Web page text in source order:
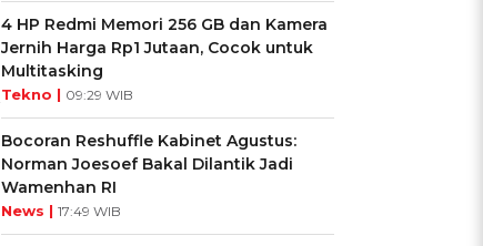
4 HP Redmi Memori 256 GB dan Kamera
Jernih Harga Rp1 Jutaan, Cocok untuk
Multitasking
Tekno | 09:29 WIB
Bocoran Reshuffle Kabinet Agustus:
Norman Joesoef Bakal Dilantik Jadi
Wamenhan RI
News | 17:49 WIB